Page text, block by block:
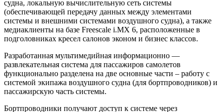
судна, локальную вычислительную сеть системы
(обеспечивающей передачу данных между элементами
системы и внешними системами воздушного судна), а также
медиаклиенты на базе Freescale i.MX 6, расположенные в
подголовниках кресел салонов эконом и бизнес классов.
Разработанная мультимедийная информационно —
развлекательная система для пассажиров самолетов
функционально разделена на две основные части – работу с
системой экипажа воздушного судна (для бортпроводников) и
пассажирскую часть системы.
Бортпроводники получают доступ к системе через